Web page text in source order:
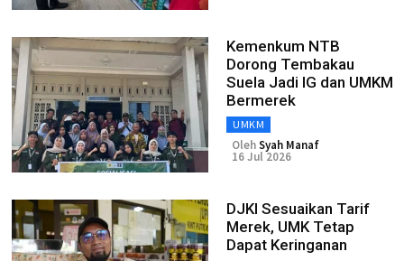
Kemenkum NTB
Dorong Tembakau
Suela Jadi IG dan UMKM
Bermerek
UMKM
OlehSyah Manaf
16 Jul 2026
DJKI Sesuaikan Tarif
Merek, UMK Tetap
Dapat Keringanan